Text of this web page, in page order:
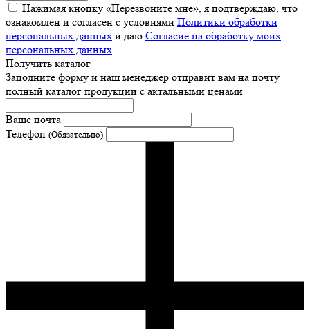
Нажимая кнопку «Перезвоните мне», я подтверждаю, что
ознакомлен и согласен с условиями Политики обработки
персональных данных и даю Согласие на обработку моих
персональных данных
Получить каталог
Заполните форму и наш менеджер отправит вам на почту
полный каталог продукции с актальными ценами
Ваше почта
Телефон (Обязательно)